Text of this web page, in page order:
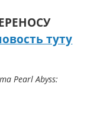
туту
Pearl Abyss: